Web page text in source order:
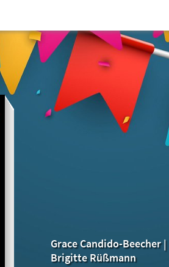
Grace Candido-Beecher|
Brigitte Rüßmann